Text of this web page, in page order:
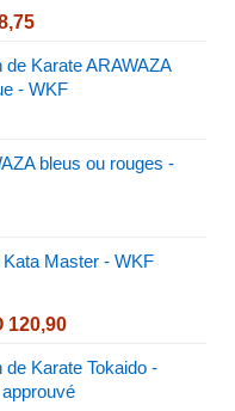
Price
EURO 5,85
through
Karate ARAWAZA
- WKF
bleus ou rouges -
Master - WKF
120,90Price
EURO 95,90
through
Karate Tokaido -